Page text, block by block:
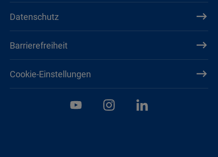
Datenschutz
Barrierefreiheit
Cookie-Einstellungen